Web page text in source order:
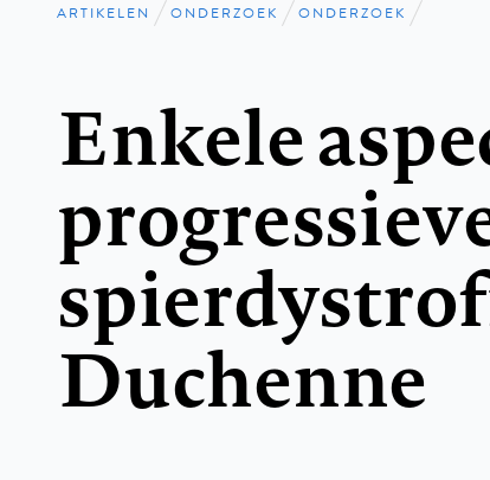
Kruimelpad
ARTIKELEN ONDERZOEK ONDERZOEK
Enkele
Duchenne